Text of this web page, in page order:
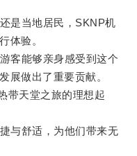
当地居民，SKNP机
体验。
能够亲身感受到这个
展做出了重要贡献。
天堂之旅的理想起
舒适，为他们带来无